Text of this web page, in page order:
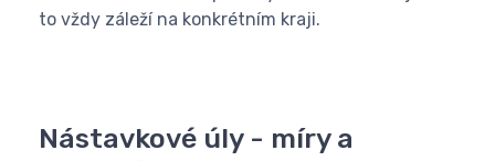
to vždy záleží na konkrétním kraji.
Nástavkové úly - míry a